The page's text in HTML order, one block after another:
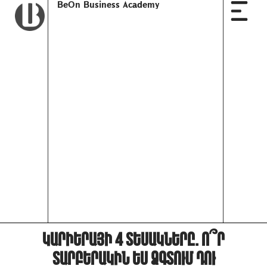
BeOn Business Academy
Կարիերայի 4 տեսակները. ո՞ր
տարբերակին ես ձգտում դու